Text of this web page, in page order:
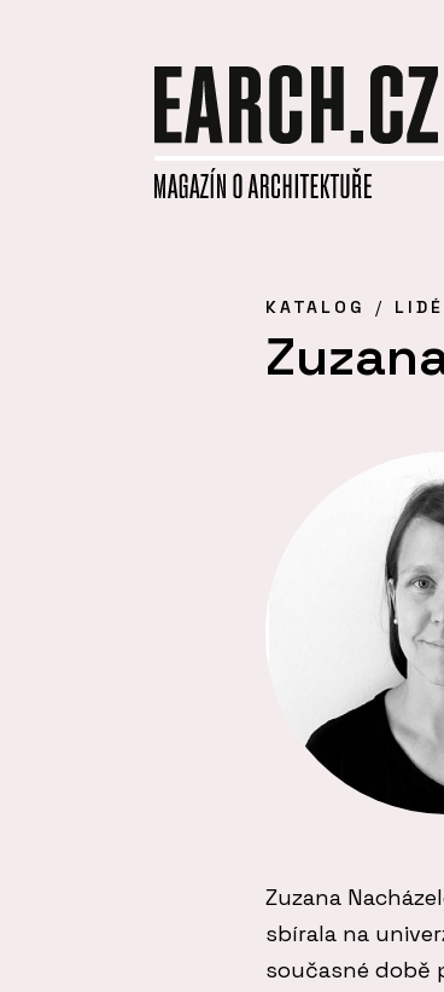
KATALOG LIDÉ
Zuzana
sbírala na
současné době